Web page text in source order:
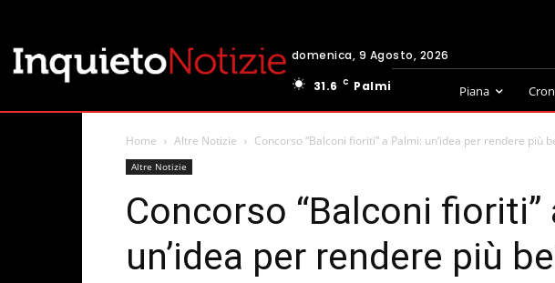
domenica, 9 Agosto, 2026
31.6
C Palmi Piana
Home Altre Notizie Concorso “Balconi fioriti” a Palmi: un’idea per rendere più
Altre Notizie
Concorso “Balconi fioriti”
un’idea per rendere più